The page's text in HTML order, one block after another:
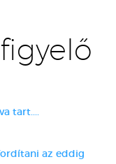
tart....
az eddig